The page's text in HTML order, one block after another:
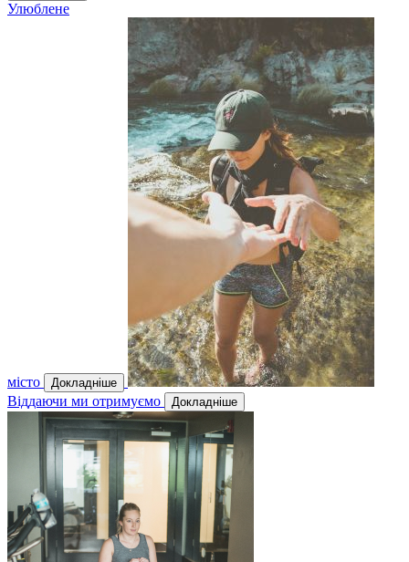
Улюблене
місто Докладніше
Віддаючи ми отримуємо Докладніше